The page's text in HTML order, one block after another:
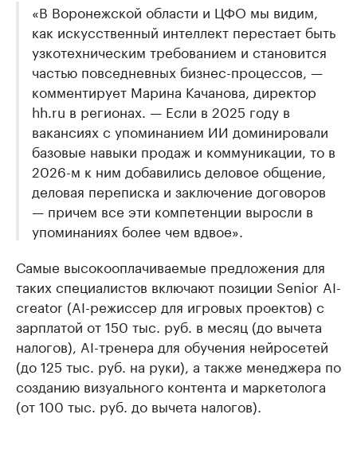
«В Воронежской области и ЦФО мы видим,
как искусственный интеллект перестает быть
узкотехническим требованием и становится
частью повседневных бизнес-процессов, —
комментирует Марина Качанова, директор
hh.ru в регионах. — Если в 2025 году в
вакансиях с упоминанием ИИ доминировали
базовые навыки продаж и коммуникации, то в
2026-м к ним добавились деловое общение,
деловая переписка и заключение договоров
— причем все эти компетенции выросли в
упоминаниях более чем вдвое».
Самые высокооплачиваемые предложения для
таких специалистов включают позиции Senior AI-
creator (AI-режиссер для игровых проектов) с
зарплатой от 150 тыс. руб. в месяц (до вычета
налогов), AI-тренера для обучения нейросетей
(до 125 тыс. руб. на руки), а также менеджера по
созданию визуального контента и маркетолога
(от 100 тыс. руб. до вычета налогов).